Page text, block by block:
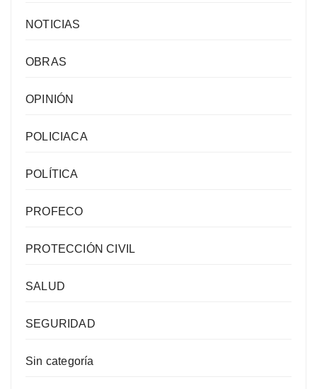
NOTICIAS
OBRAS
OPINIÓN
POLICIACA
POLÍTICA
PROFECO
PROTECCIÓN CIVIL
SALUD
SEGURIDAD
Sin categoría